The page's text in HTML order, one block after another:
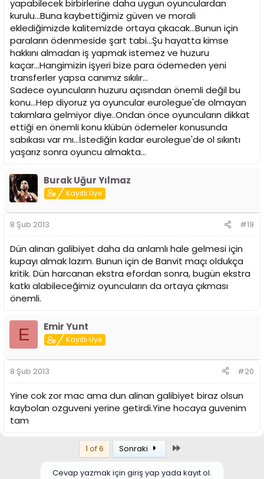
yapabilecek birbirlerine daha uygun oyunculardan
kurulu...Buna kaybettiğimiz güven ve morali
eklediğimizde kalitemizde ortaya çıkacak...Bunun için
paraların ödenmeside şart tabi...Şu hayatta kimse
hakkını almadan iş yapmak istemez ve huzuru
kaçar...Hangimizin işyeri bize para ödemeden yeni
transferler yapsa canımız sıkılır...
Sadece oyuncuların huzuru açısından önemli değil bu
konu...Hep diyoruz ya oyuncular eurolegue'de olmayan
takımlara gelmiyor diye..Ondan önce oyuncuların dikkat
ettiği en önemli konu klübün ödemeler konusunda
sabıkası var mı...İstediğin kadar eurolegue'de ol sıkıntı
yaşarız sonra oyuncu almakta...
Burak Uğur Yılmaz
Kayıtlı Üye
8 Şub 2013 #19
Dün alınan galibiyet daha da anlamlı hale gelmesi için
kupayı almak lazım. Bunun için de Banvit maçı oldukça
kritik. Dün harcanan ekstra efordan sonra, bugün ekstra
katkı alabileceğimiz oyuncuların da ortaya çıkması
önemli.
E Emir Yunt
Kayıtlı Üye
8 Şub 2013 #20
Yine cok zor mac ama dun alinan galibiyet biraz olsun
kaybolan ozguveni yerine getirdi.Yine hocaya guvenim
tam
1 of 6 Sonraki
Cevap yazmak için giriş yap yada kayıt ol.